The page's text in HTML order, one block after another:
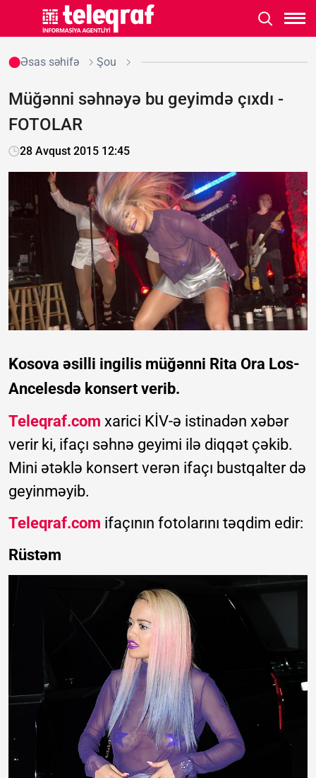
Əsas səhifə Şou
Müğənni səhnəyə bu geyimdə çıxdı -
FOTOLAR
28 Avqust 2015 12:45
Kosova əsilli ingilis müğənni Rita Ora Los-
Ancelesdə konsert verib.
Teleqraf.com xarici KİV-ə istinadən xəbər
verir ki, ifaçı səhnə geyimi ilə diqqət çəkib.
Mini ətəklə konsert verən ifaçı bustqalter də
geyinməyib.
Teleqraf.com ifaçının fotolarını təqdim edir:
Rüstəm